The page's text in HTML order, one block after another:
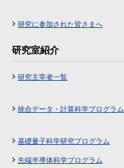
研究に参加された皆さまへ
研究室紹介
研究主宰者一覧
統合データ・計算科学プログラム
基礎量子科学研究プログラム
先端半導体科学プログラム